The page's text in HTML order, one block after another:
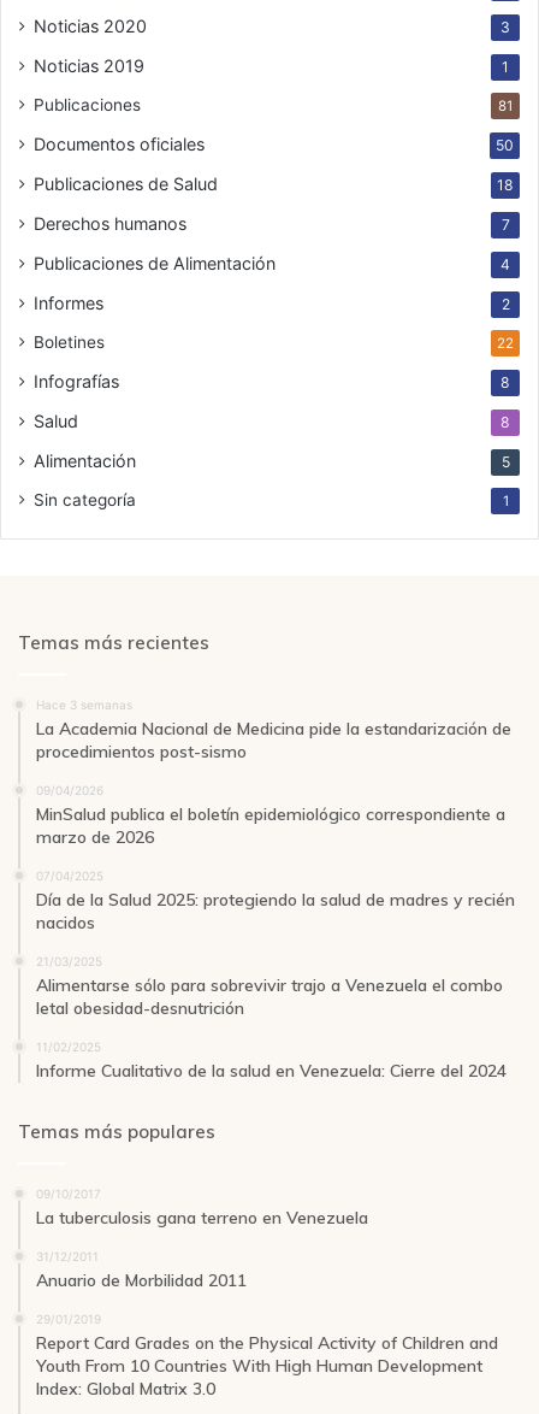
Noticias 2020 3
Noticias 2019 1
Publicaciones 81
Documentos oficiales 50
Publicaciones de Salud 18
Derechos humanos 7
Publicaciones de Alimentación 4
Informes 2
Boletines 22
Infografías 8
Salud 8
Alimentación 5
Sin categoría 1
Temas más recientes
Hace 3 semanas
La Academia Nacional de Medicina pide la estandarización de
procedimientos post-sismo
09/04/2026
MinSalud publica el boletín epidemiológico correspondiente a
marzo de 2026
07/04/2025
Día de la Salud 2025: protegiendo la salud de madres y recién
nacidos
21/03/2025
Alimentarse sólo para sobrevivir trajo a Venezuela el combo
letal obesidad-desnutrición
11/02/2025
Informe Cualitativo de la salud en Venezuela: Cierre del 2024
Temas más populares
09/10/2017
La tuberculosis gana terreno en Venezuela
31/12/2011
Anuario de Morbilidad 2011
29/01/2019
Report Card Grades on the Physical Activity of Children and
Youth From 10 Countries With High Human Development
Index: Global Matrix 3.0